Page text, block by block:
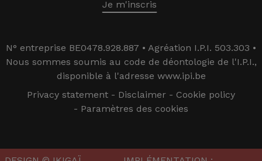
N° entreprise BE0478.928.887 • Agréation I.P.I. 503.303 •
Nous sommes soumis au code de déontologie de l'I.P.I.,
disponible à l'adresse www.ipi.be
Privacy statement - Disclaimer - Cookie policy
- Paramètres des cookies